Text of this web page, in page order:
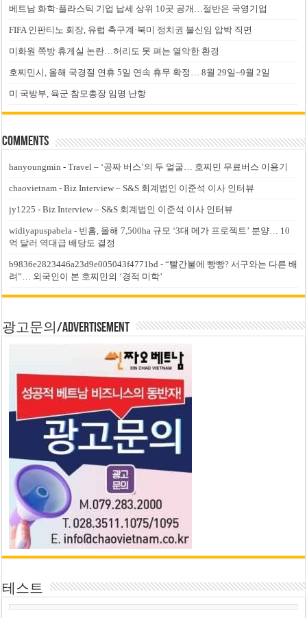
베트남 화학·플라스틱 기업 납세 상위 10곳 공개…절반은 국영기업
FIFA 인판티노 회장, 유럽 축구계·북미 정치권 불신임 압박 직면
미화원 쪽방 휴게실 논란…허리도 못 펴는 열악한 환경
호찌민시, 올해 국경절 연휴 5일 연속 휴무 확정… 8월 29일~9월 2일
미 국방부, 육군 참모총장 임명 난항
Comments
hanyoungmin -Travel – ‘공짜 버스’의 두 얼굴… 호찌민 무료버스 이용기
chaovietnam -Biz Interview – S&S 회계법인 이준석 이사 인터뷰
jy1225 -Biz Interview – S&S 회계법인 이준석 이사 인터뷰
widiyapuspabela - 빈홈, 올해 7,500ha 규모 ‘3대 메가 프로젝트’ 분양… 10
억 달러 역대급 배당도 결정
b9836e2823446a23d9e005043f4771bd -“빨간불에 빵빵? 서구와는 다른 배
려”… 외국인이 본 호찌민의 ‘경적 미학’
광고문의/Advertisement
테스트